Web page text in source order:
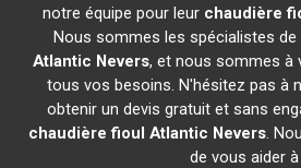
notre équipe pour leur chaudière
Nous sommes les spécialistes de
Atlantic Nevers, et nous sommes à
tous vos besoins. N'hésitez pas à
obtenir un devis gratuit et sans
chaudière fioul Atlantic Nevers.
de vous aider à